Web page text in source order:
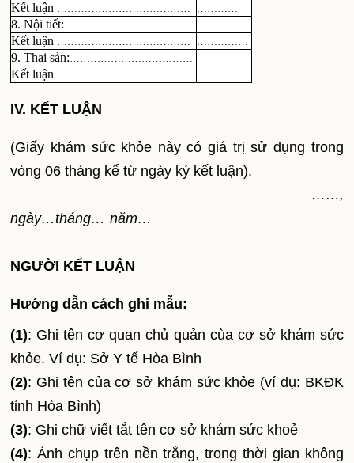
Kết luận ………………………………… …………
8. Nội tiết:……………………………
Kết luận ………………………………… ……………
9. Thai sản:………………………………
Kết luận ………………………………… …………
IV. KẾT LUẬN
(Giấy khám sức khỏe này có giá trị sử dụng trong
vòng 06 tháng kể từ ngày ký kết luận).
……,
ngày…tháng… năm…
NGƯỜI KẾT LUẬN
Hướng dẫn cách ghi mẫu:
(1): Ghi tên cơ quan chủ quản cùa cơ sở khám sức
khỏe. Ví dụ: Sở Y tế Hòa Bình
(2): Ghi tên của cơ sở khám sức khỏe (ví dụ: BKĐK
tỉnh Hòa Bình)
(3): Ghi chữ viết tắt tên cơ sở khám sức khoẻ
(4): Ảnh chụp trên nền trắng, trong thời gian không